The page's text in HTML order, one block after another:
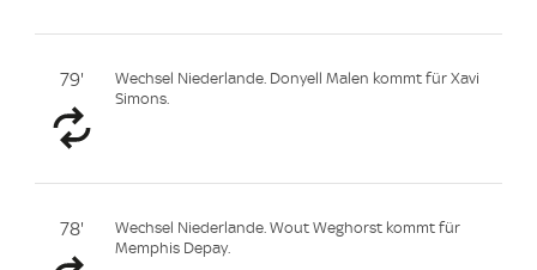
79'
Wechsel Niederlande. Donyell Malen kommt für Xavi
Simons.
78'
Wechsel Niederlande. Wout Weghorst kommt für
Memphis Depay.